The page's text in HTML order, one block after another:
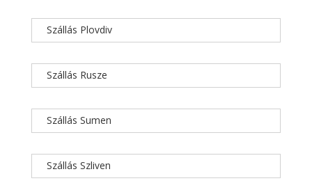
Szállás Plovdiv
Szállás Rusze
Szállás Sumen
Szállás Szliven